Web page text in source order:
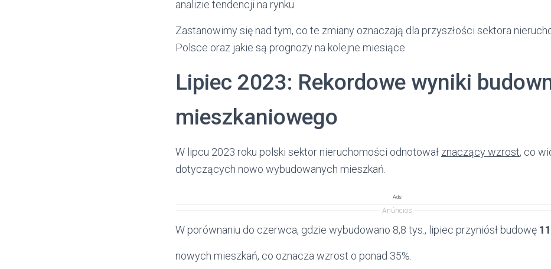
analizie tendencji na rynku.
Zastanowimy się nad tym, co te zmiany oznaczają dla przyszłości sektora
Polsce oraz jakie są prognozy na kolejne miesiące.
Lipiec 2023: Rekordowe wyniki
mieszkaniowego
W lipcu 2023 roku polski sektor nieruchomości odnotował znaczący wzrost, co
dotyczących nowo wybudowanych mieszkań.
Ads
Anúncios
W porównaniu do czerwca, gdzie wybudowano 8,8 tys., lipiec przyniósł budowę
nowych mieszkań, co oznacza wzrost o ponad 35%.